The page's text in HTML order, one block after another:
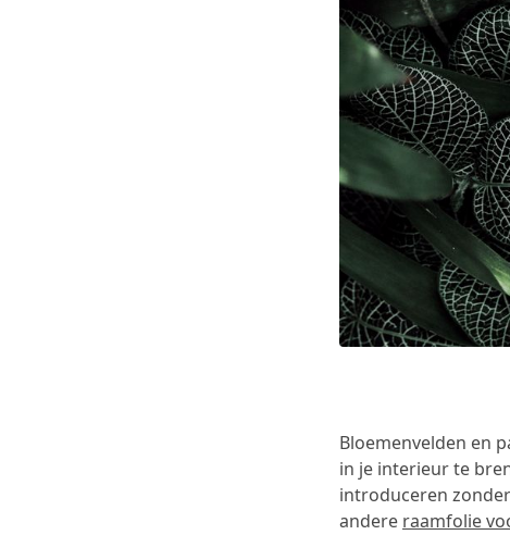
Bloemenvelden en
in je interieur te
introduceren
andere raamfolie